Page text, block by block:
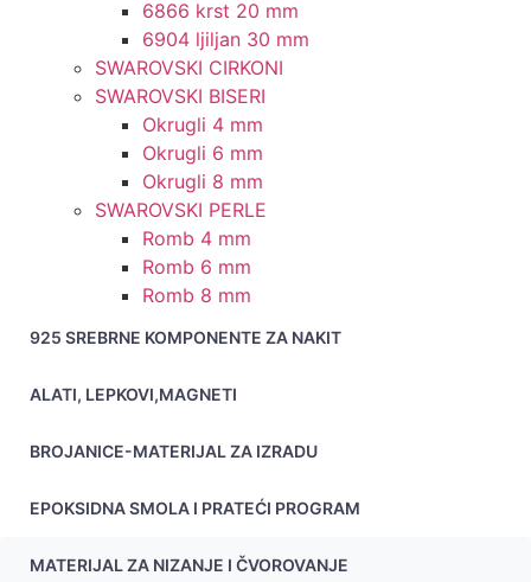
6866 krst 20 mm
6904 ljiljan 30 mm
SWAROVSKI CIRKONI
SWAROVSKI BISERI
Okrugli 4 mm
Okrugli 6 mm
Okrugli 8 mm
SWAROVSKI PERLE
Romb 4 mm
Romb 6 mm
Romb 8 mm
925 SREBRNE KOMPONENTE ZA NAKIT
ALATI, LEPKOVI,MAGNETI
BROJANICE-MATERIJAL ZA IZRADU
EPOKSIDNA SMOLA I PRATEĆI PROGRAM
MATERIJAL ZA NIZANJE I ČVOROVANJE